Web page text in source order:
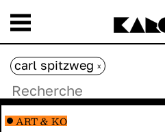
ART & KO
carl spitzweg x